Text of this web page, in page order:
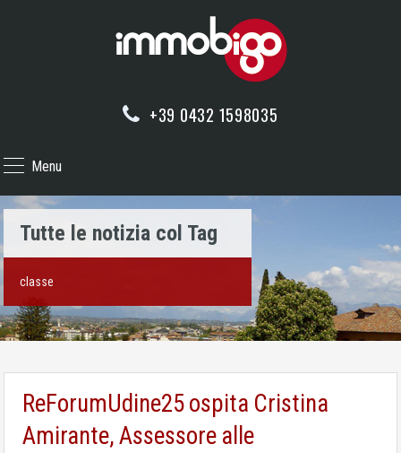
+39 0432 1598035
Menu
Tutte le notizia col Tag
classe
ReForumUdine25 ospita Cristina
Amirante, Assessore alle